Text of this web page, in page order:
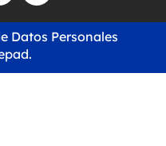
Datos Personales